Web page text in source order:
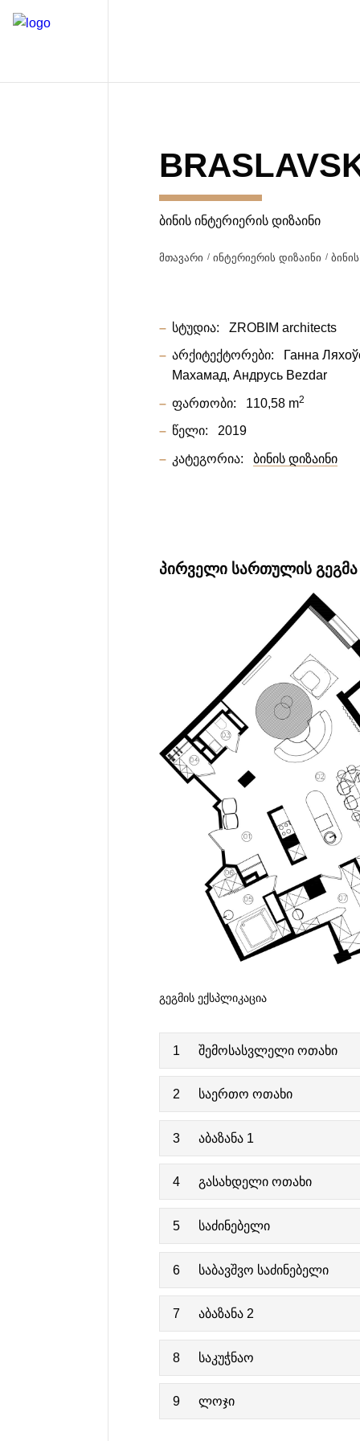
ᲑᲘᲜᲘᲡ ᲘᲜᲢᲔᲠᲘᲔᲠᲘᲡ ᲓᲘᲖᲐᲘᲜᲘ
მთავარი ინტერიერის დიზაინი
სტუდია: ZROBIM architects
არქიტექტორები: Ганна
Махамад Андрусь Bezdar
ფართობი: 110,58 m2
წელი: 2019
კატეგორია: ბინის დიზაინი
ᲞᲘᲠᲕᲔᲚᲘ ᲡᲐᲠᲗᲣᲚᲘᲡ ᲒᲔᲒᲛᲐ
ᲒᲔᲒᲛᲘᲡ ᲔᲥᲡᲞᲚᲘᲙᲐᲪᲘᲐ
1 შემოსასვლელი ოთახი
2 საერთო ოთახი
3 აბაზანა 1
4 გასახდელი ოთახი
5 საძინებელი
6 საბავშვო საძინებელი
7 აბაზანა 2
8 საკუჭნაო
9 ლოჯი